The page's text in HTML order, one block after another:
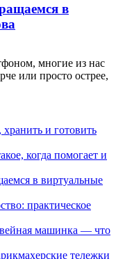
в
многие из нас
или просто острее,
и готовить
когда помогает и
в виртуальные
практическое
машинка — что
тележки